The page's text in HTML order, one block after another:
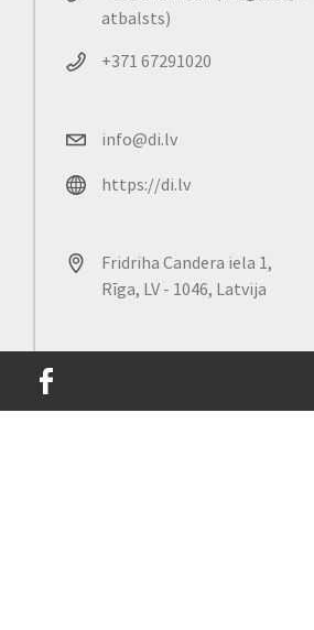
atbalsts)
+371 67291020
info@di.lv
https://di.lv
Fridriha Candera iela 1,
Rīga, LV - 1046, Latvija